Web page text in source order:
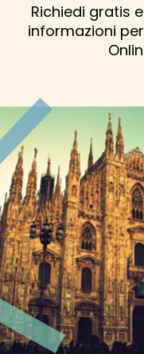
Richiedi gratis
informazioni